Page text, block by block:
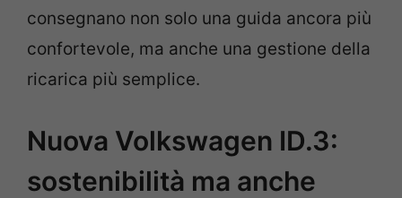
consegnano non solo una guida ancora più
confortevole, ma anche una gestione della
ricarica più semplice.
Nuova Volkswagen ID.3:
sostenibilità ma anche